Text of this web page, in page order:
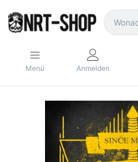
Menü Anmelden